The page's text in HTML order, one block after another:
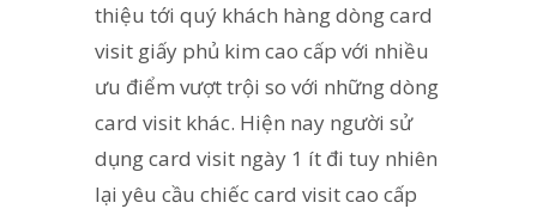
thiệu tới quý khách hàng dòng card
visit giấy phủ kim cao cấp với nhiều
ưu điểm vượt trội so với những dòng
card visit khác. Hiện nay người sử
dụng card visit ngày 1 ít đi tuy nhiên
lại yêu cầu chiếc card visit cao cấp